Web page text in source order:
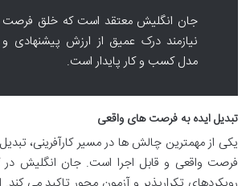
جان انگلیش معتقد است که خلق فرصت
نیازمند درک عمیق از ارزش
مدل کسب و کار پایدار است.
تبدیل ایده به فرصت های واقعی
یکی از مهمترین چالش ها در مسیر کارآفرینی،
فرصت واقعی و قابل اجرا است. جان انگلیش